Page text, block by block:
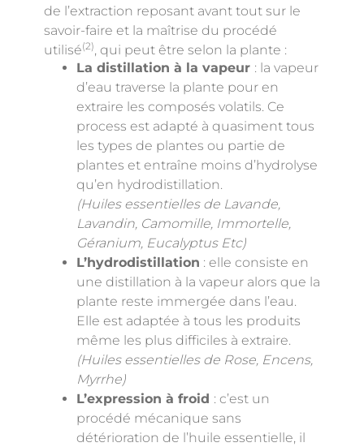
de l’extraction reposant avant tout sur le
savoir-faire et la maîtrise du procédé
utilisé(2), qui peut être selon la plante :
La distillation à la vapeur : la vapeur
d’eau traverse la plante pour en
extraire les composés volatils. Ce
process est adapté à quasiment tous
les types de plantes ou partie de
plantes et entraîne moins d’hydrolyse
qu’en hydrodistillation.
(Huiles essentielles de Lavande,
Lavandin, Camomille, Immortelle,
Géranium, Eucalyptus Etc)
L’hydrodistillation : elle consiste en
une distillation à la vapeur alors que la
plante reste immergée dans l’eau.
Elle est adaptée à tous les produits
même les plus difficiles à extraire.
(Huiles essentielles de Rose, Encens,
Myrrhe)
L’expression à froid : c’est un
procédé mécanique sans
détérioration de l’huile essentielle, il